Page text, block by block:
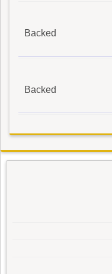
Backed
Backed